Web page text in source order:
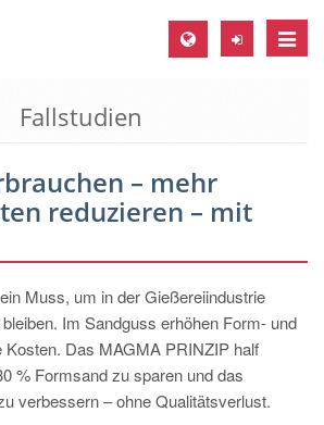
Toggle
USA
Singapur
Fallstudien
– mehr
reduzieren – mit
Muss, um in der Gießereiindustrie
Im Sandguss erhöhen Form- und
Das MAGMA PRINZIP half
% Formsand zu sparen und das
verbessern – ohne Qualitätsverlust.